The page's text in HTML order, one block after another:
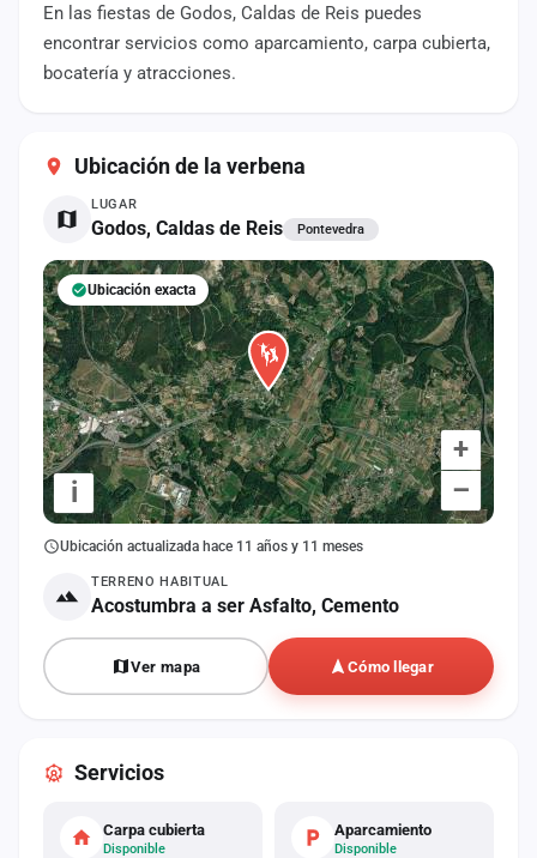
En las fiestas de Godos, Caldas de Reis puedes
encontrar servicios como aparcamiento, carpa cubierta,
bocatería y atracciones.
Ubicación de la verbena
LUGAR
Godos, Caldas de Reis Pontevedra
+
–
i
Ubicación exacta
Ubicación actualizada hace 11 años y 11 meses
TERRENO HABITUAL
Acostumbra a ser Asfalto, Cemento
Ver mapa Cómo llegar
Servicios
Carpa cubierta
Disponible
Aparcamiento
Disponible